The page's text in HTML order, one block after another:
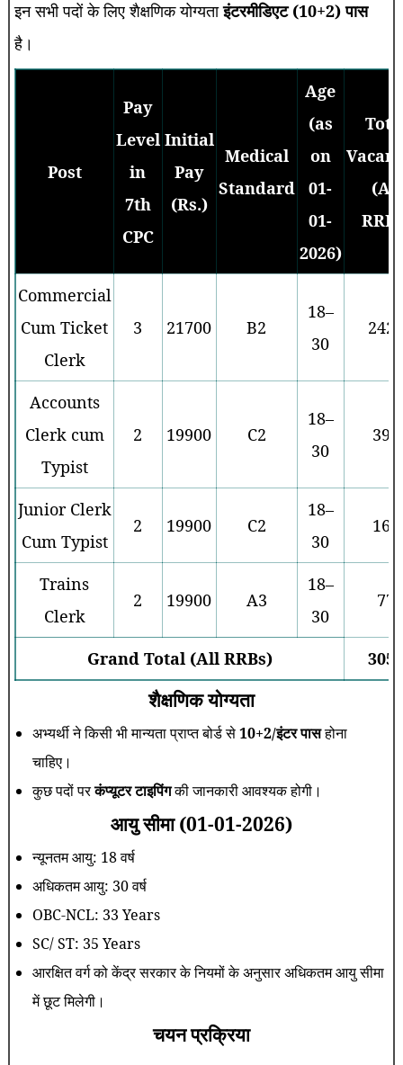
इन सभी पदों के लिए शैक्षणिक योग्यताइंटरमीडिएट (10+2) पास
है।
Post
Pay
Level
in
7th
CPC
Initial
Pay
(Rs.)
Medical
Standard
Age
(as
on
01-
01-
2026)
(All
Commercial
Cum Ticket
Clerk
3 21700 B2
18–
30
Accounts
Clerk cum
Typist
2 19900 C2
18–
30
394
Junior Clerk
Cum Typist
2 19900 C2
18–
30
163
Trains
Clerk
2 19900 A3
18–
30
77
Grand Total (All RRBs)
शैक्षणिक योग्यता
अभ्यर्थी ने किसी भी मान्यता प्राप्त बोर्ड से10+2/इंटर पासहोना
चाहिए।
कुछ पदों परकंप्यूटर टाइपिंगकी जानकारी आवश्यक होगी।
आयु सीमा (01-01-2026)
न्यूनतम आयु: 18 वर्ष
अधिकतम आयु: 30 वर्ष
OBC-NCL: 33 Years
SC/ ST: 35 Years
आरक्षित वर्ग को केंद्र सरकार के नियमों के अनुसार अधिकतम आयु सीमा
में छूट मिलेगी।
चयन प्रक्रिया